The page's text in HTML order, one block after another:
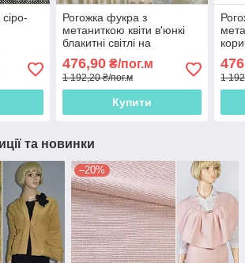
Рогожка фукра з
метаниткою квіти в'юнкі
блакитні світлі на
бежевому світлому тлі,
ш.280
476,90₴/пог.м
1 192,20 ₴/пог.м
Купити
1
та новинки
–20%